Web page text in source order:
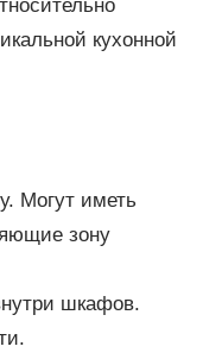
кухонной
Могут иметь
зону
шкафов.